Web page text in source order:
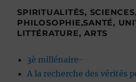
SPIRITUALITÉS,
PHILOSOPHIE,SANTÉ,
LITTÉRATURE, ARTS
3è millénaire-
A la recherche des vérités